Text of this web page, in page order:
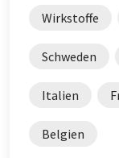
Wirkstoffe
Schweden
Italien
Belgien